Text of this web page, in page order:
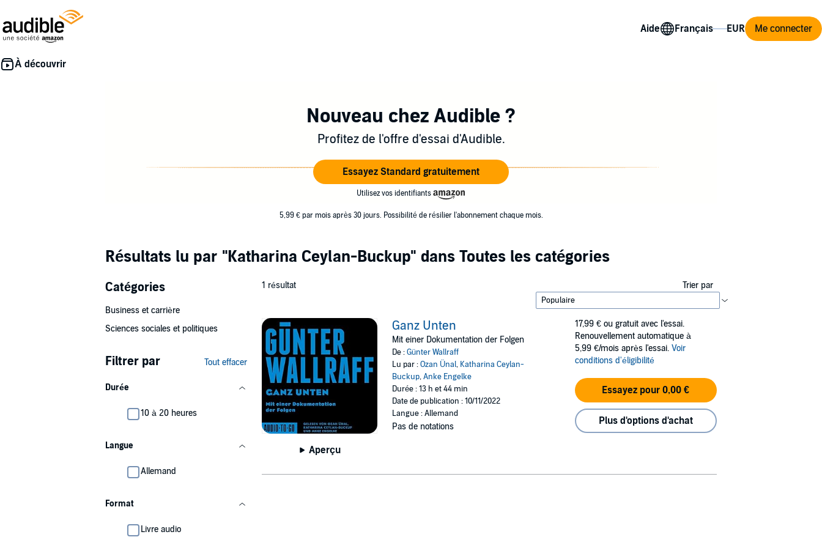
Aide Me connecter
Nouveau chez Audible ?
Profitez de l'offre d'essai d'Audible.
Essayez Standard gratuitement
Utilisez vos identifiants
5,99 € par mois après 30 jours. Possibilité de résilier l'abonnement chaque mois.
Résultats lu par "Katharina Ceylan-Buckup" dans Toutes les catégories
Catégories
Business et carrière
Sciences sociales et politiques
Filtrer par Tout effacer
Durée
10 à 20 heures
Langue
Allemand
Format
Livre audio
1 résultat Trier par
Aperçu
Ganz Unten
Mit einer Dokumentation der Folgen
De :Günter Wallraff
Lu par :Ozan Ünal, Katharina Ceylan-
Buckup,Anke Engelke
Durée : 13 h et 44 min
Date de publication : 10/11/2022
Langue : Allemand
Pas de notations
17,99 € ou gratuit avec l'essai.
Renouvellement automatique à
5,99 €/mois après l'essai. Voir
conditions d'éligibilité
Essayez pour 0,00 €
Plus d'options d'achat